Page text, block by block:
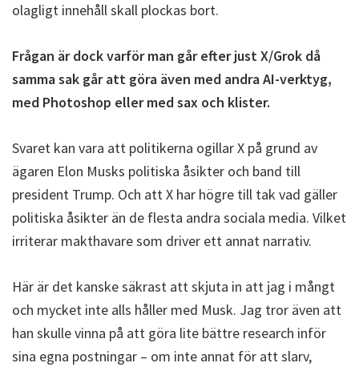
olagligt innehåll skall plockas bort.
Frågan är dock varför man går efter just X/Grok då
samma sak går att göra även med andra AI-verktyg,
med Photoshop eller med sax och klister.
Svaret kan vara att politikerna ogillar X på grund av
ägaren Elon Musks politiska åsikter och band till
president Trump. Och att X har högre till tak vad gäller
politiska åsikter än de flesta andra sociala media. Vilket
irriterar makthavare som driver ett annat narrativ.
Här är det kanske säkrast att skjuta in att jag i mångt
och mycket inte alls håller med Musk. Jag tror även att
han skulle vinna på att göra lite bättre research inför
sina egna postningar – om inte annat för att slarv,